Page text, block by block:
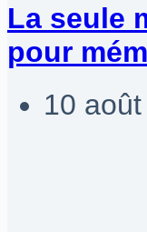
La seule
pour
10